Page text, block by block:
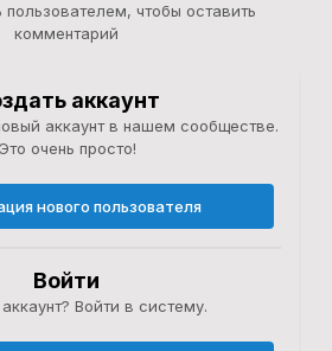
чтобы оставить
комментарий
аккаунт
аккаунт в нашем сообществе.
Это очень просто!
нового пользователя
Войти
Войти в систему.